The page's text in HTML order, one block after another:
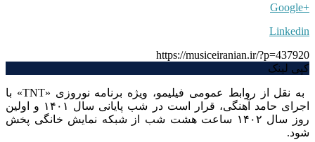
+Google
Linkedin
https://musiceiranian.ir/?p=437920
کپی لینک
به نقل از روابط عمومی فیلیمو، ویژه برنامه نوروزی «TNT» با
اجرای حامد آهنگی، قرار است در شب پایانی سال ۱۴۰۱ و اولین
روز سال ۱۴۰۲ ساعت هشت شب از شبکه نمایش خانگی پخش
شود.